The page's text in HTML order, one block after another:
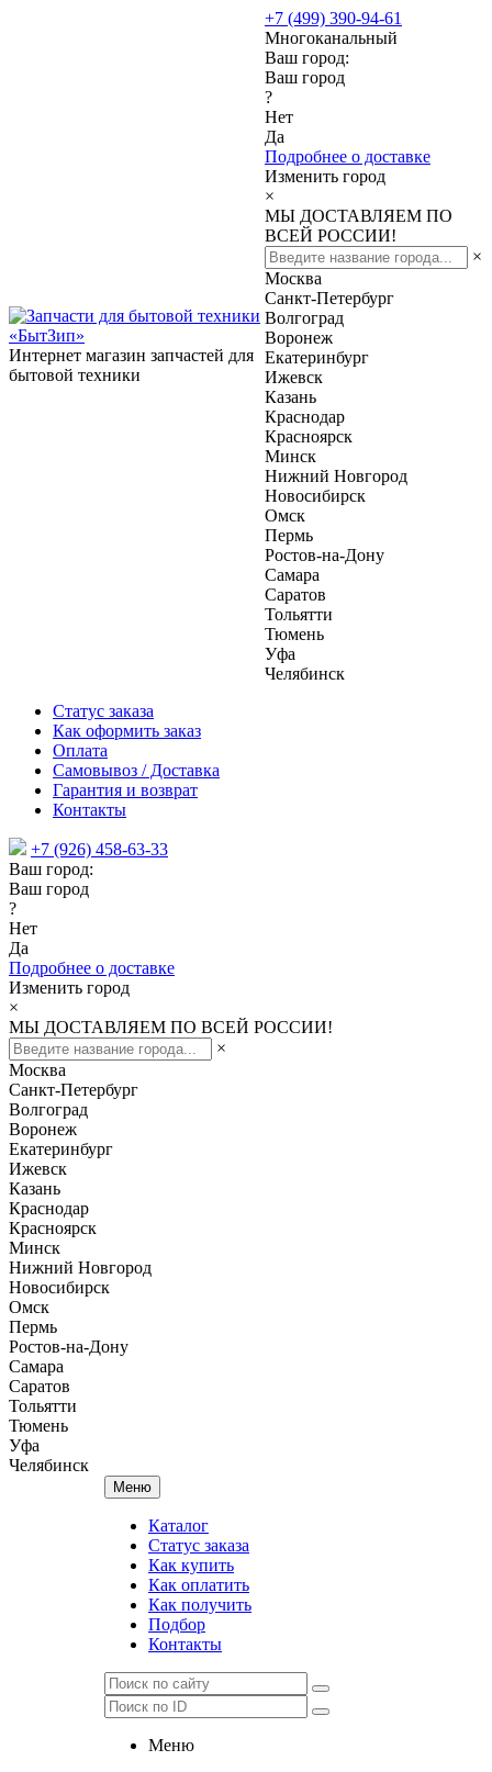
Интернет магазин запчастей для
бытовой техники
+7 (499) 390-94-61
Многоканальный
Ваш город:
Ваш город
?
Нет
Да
Подробнее о доставке
Изменить город
×
МЫ ДОСТАВЛЯЕМ ПО
ВСЕЙ РОССИИ!
×
Москва
Санкт-Петербург
Волгоград
Воронеж
Екатеринбург
Ижевск
Казань
Краснодар
Красноярск
Минск
Нижний Новгород
Новосибирск
Омск
Пермь
Ростов-на-Дону
Самара
Саратов
Тольятти
Тюмень
Уфа
Челябинск
Статус заказа
Как оформить заказ
Оплата
Самовывоз / Доставка
Гарантия и возврат
Контакты
+7 (926) 458-63-33
Ваш город:
Ваш город
?
Нет
Да
Подробнее о доставке
Изменить город
×
МЫ ДОСТАВЛЯЕМ ПО ВСЕЙ РОССИИ!
×
Москва
Санкт-Петербург
Волгоград
Воронеж
Екатеринбург
Ижевск
Казань
Краснодар
Красноярск
Минск
Нижний Новгород
Новосибирск
Омск
Пермь
Ростов-на-Дону
Самара
Саратов
Тольятти
Тюмень
Уфа
Челябинск
Меню
Каталог
Статус заказа
Как купить
Как оплатить
Как получить
Подбор
Контакты
Меню